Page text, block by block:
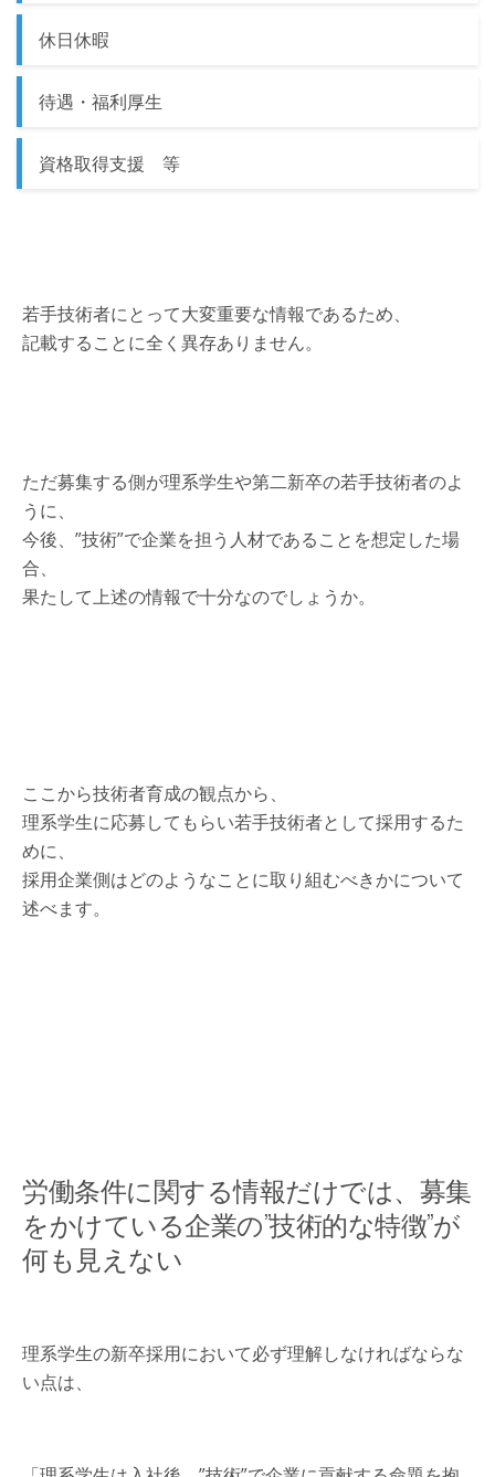
休日休暇
待遇・福利厚生
資格取得支援 等
若手技術者にとって大変重要な情報であるため、
記載することに全く異存ありません。
ただ募集する側が理系学生や第二新卒の若手技術者のよ
うに、
今後、”技術”で企業を担う人材であることを想定した場
合、
果たして上述の情報で十分なのでしょうか。
ここから技術者育成の観点から、
理系学生に応募してもらい若手技術者として採用するた
めに、
採用企業側はどのようなことに取り組むべきかについて
述べます。
労働条件に関する情報だけでは、募集
をかけている企業の”技術的な特徴”が
何も見えない
理系学生の新卒採用において必ず理解しなければならな
い点は、